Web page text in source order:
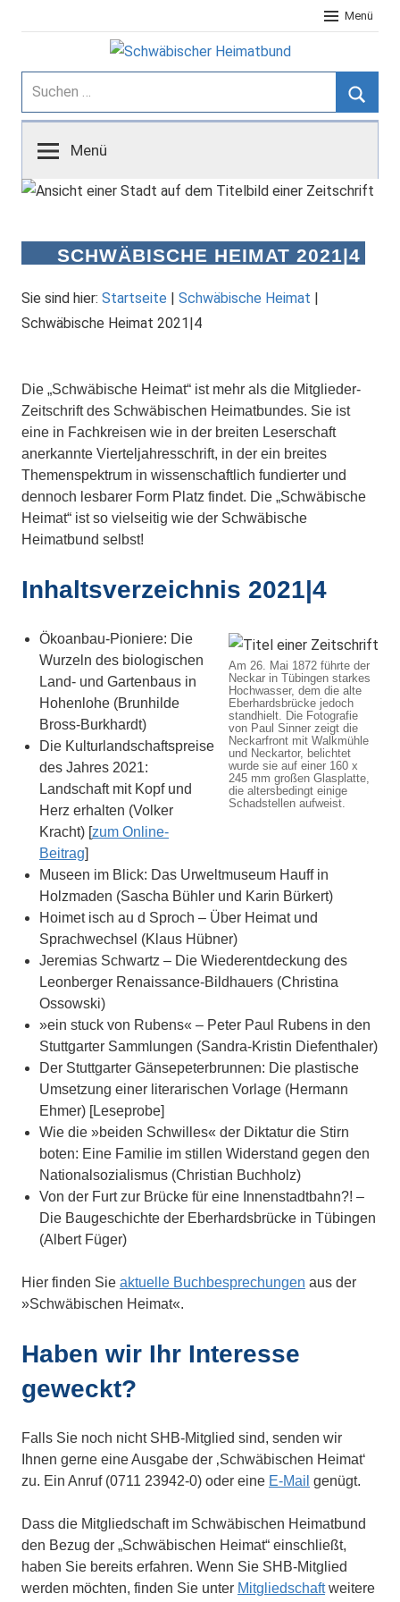
Inhalt
Menü
Schwäbischer
Heimatbund
Suchen
nach:
Menü
SCHWÄBISCHE HEIMAT 2021|4
Sie sind hier: Startseite | Schwäbische Heimat |
Schwäbische Heimat 2021|4
Die „Schwäbische Heimat“ ist mehr als die Mitglieder-
Zeitschrift des Schwäbischen Heimatbundes. Sie ist
eine in Fachkreisen wie in der breiten Leserschaft
anerkannte Vierteljahresschrift, in der ein breites
Themenspektrum in wissenschaftlich fundierter und
dennoch lesbarer Form Platz findet. Die „Schwäbische
Heimat“ ist so vielseitig wie der Schwäbische
Heimatbund selbst!
Inhaltsverzeichnis 2021|4
Am 26. Mai 1872 führte der
Neckar in Tübingen starkes
Hochwasser, dem die alte
Eberhardsbrücke jedoch
standhielt. Die Fotografie
von Paul Sinner zeigt die
Neckarfront mit Walkmühle
und Neckartor, belichtet
wurde sie auf einer 160 x
245 mm großen Glasplatte,
die altersbedingt einige
Schadstellen aufweist.
Ökoanbau-Pioniere: Die
Wurzeln des biologischen
Land- und Gartenbaus in
Hohenlohe (Brunhilde
Bross-Burkhardt)
Die Kulturlandschaftspreise
des Jahres 2021:
Landschaft mit Kopf und
Herz erhalten (Volker
Kracht) [zum Online-
Beitrag]
Museen im Blick: Das Urweltmuseum Hauff in
Holzmaden (Sascha Bühler und Karin Bürkert)
Hoimet isch au d Sproch – Über Heimat und
Sprachwechsel (Klaus Hübner)
Jeremias Schwartz – Die Wiederentdeckung des
Leonberger Renaissance-Bildhauers (Christina
Ossowski)
»ein stuck von Rubens« – Peter Paul Rubens in den
Stuttgarter Sammlungen (Sandra-Kristin Diefenthaler)
Der Stuttgarter Gänsepeterbrunnen: Die plastische
Umsetzung einer literarischen Vorlage (Hermann
Ehmer) [Leseprobe]
Wie die »beiden Schwilles« der Diktatur die Stirn
boten: Eine Familie im stillen Widerstand gegen den
Nationalsozialismus (Christian Buchholz)
Von der Furt zur Brücke für eine Innenstadtbahn?! –
Die Baugeschichte der Eberhardsbrücke in Tübingen
(Albert Füger)
Hier finden Sie aktuelle Buchbesprechungen aus der
»Schwäbischen Heimat«.
Haben wir Ihr Interesse
geweckt?
Falls Sie noch nicht SHB-Mitglied sind, senden wir
Ihnen gerne eine Ausgabe der ‚Schwäbischen Heimat‘
zu. Ein Anruf (0711 23942-0) oder eine E-Mail genügt.
Dass die Mitgliedschaft im Schwäbischen Heimatbund
den Bezug der „Schwäbischen Heimat“ einschließt,
haben Sie bereits erfahren. Wenn Sie SHB-Mitglied
werden möchten, finden Sie unter Mitgliedschaftweitere